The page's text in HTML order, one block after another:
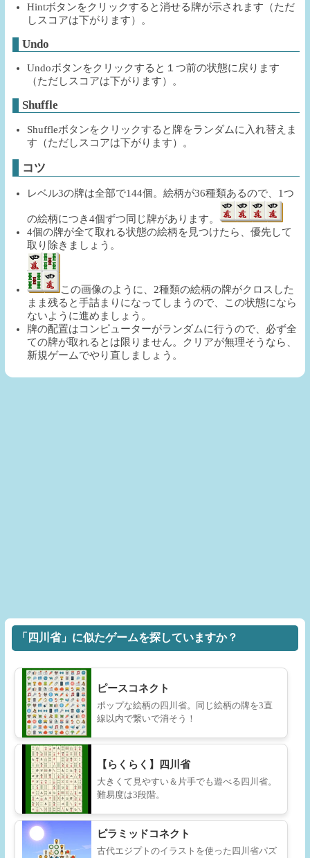
Hintボタンをクリックすると消せる牌が示されます（ただ
しスコアは下がります）。
Undo
Undoボタンをクリックすると１つ前の状態に戻ります
（ただしスコアは下がります）。
Shuffle
Shuffleボタンをクリックすると牌をランダムに入れ替えま
す（ただしスコアは下がります）。
コツ
レベル3の牌は全部で144個。絵柄が36種類あるので、1つ
の絵柄につき4個ずつ同じ牌があります。
4個の牌が全て取れる状態の絵柄を見つけたら、優先して
取り除きましょう。
この画像のように、2種類の絵柄の牌がクロスした
まま残ると手詰まりになってしまうので、この状態になら
ないように進めましょう。
牌の配置はコンピューターがランダムに行うので、必ず全
ての牌が取れるとは限りません。クリアが無理そうなら、
新規ゲームでやり直しましょう。
「四川省」に似たゲームを探していますか？
ピースコネクト
ポップな絵柄の四川省。同じ絵柄の牌を3直
線以内で繋いで消そう！
【らくらく】四川省
大きくて見やすい＆片手でも遊べる四川省。
難易度は3段階。
ピラミッドコネクト
古代エジプトのイラストを使った四川省パズ